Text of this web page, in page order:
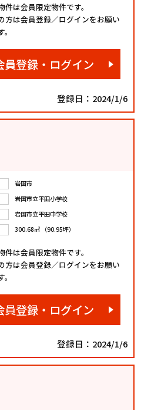
件は会員限定物件です。
方は会員登録／ログインをお願い
員登録・ログイン
登録日：2024/1/6
岩国市
岩国市立平田小学校
岩国市立平田中学校
300.68㎡ （90.95坪）
件は会員限定物件です。
方は会員登録／ログインをお願い
員登録・ログイン
登録日：2024/1/6